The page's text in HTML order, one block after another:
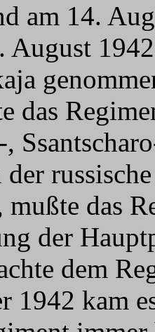
am 14.
August
das
,
der
das
der
dem
1942 kam